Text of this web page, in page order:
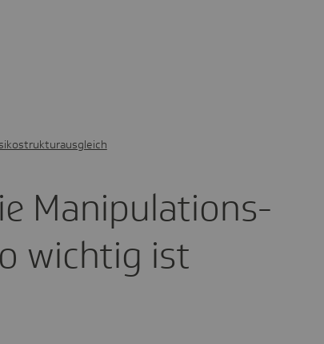
Mani­pu­la­ti­ons­
wichtig ist